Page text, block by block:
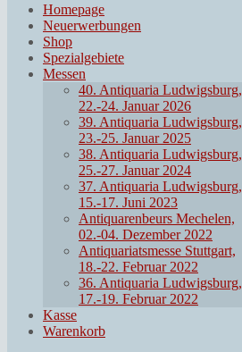
Homepage
Neuerwerbungen
Shop
Spezialgebiete
Messen
40. Antiquaria Ludwigsburg,
22.-24. Januar 2026
39. Antiquaria Ludwigsburg,
23.-25. Januar 2025
38. Antiquaria Ludwigsburg,
25.-27. Januar 2024
37. Antiquaria Ludwigsburg,
15.-17. Juni 2023
Antiquarenbeurs Mechelen,
02.-04. Dezember 2022
Antiquariatsmesse Stuttgart,
18.-22. Februar 2022
36. Antiquaria Ludwigsburg,
17.-19. Februar 2022
Kasse
Warenkorb